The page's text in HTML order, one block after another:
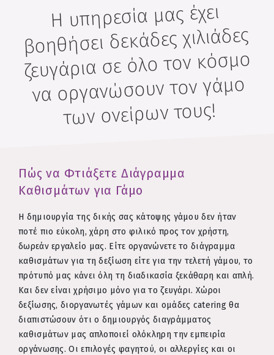
Η υπηρεσία μας έχει
βοηθήσει δεκάδες χιλιάδες
ζευγάρια σε όλο τον κόσμο
να οργανώσουν τον γάμο
των ονείρων τους!
Πώς να Φτιάξετε Διάγραμμα
Καθισμάτων για Γάμο
Η δημιουργία της δικής σας κάτοψης γάμου δεν ήταν
ποτέ πιο εύκολη, χάρη στο φιλικό προς τον χρήστη,
δωρεάν εργαλείο μας. Είτε οργανώνετε το διάγραμμα
καθισμάτων για τη δεξίωση είτε για την τελετή γάμου, το
πρότυπό μας κάνει όλη τη διαδικασία ξεκάθαρη και απλή.
Και δεν είναι χρήσιμο μόνο για το ζευγάρι. Χώροι
δεξίωσης, διοργανωτές γάμων και ομάδες catering θα
διαπιστώσουν ότι ο δημιουργός διαγράμματος
καθισμάτων μας απλοποιεί ολόκληρη την εμπειρία
οργάνωσης. Οι επιλογές φαγητού, οι αλλεργίες και οι